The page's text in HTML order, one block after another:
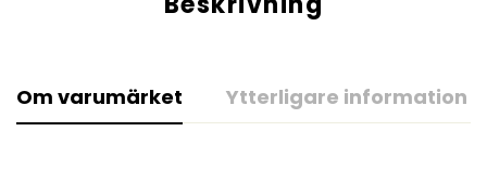
Om varumärket Ytterligare information